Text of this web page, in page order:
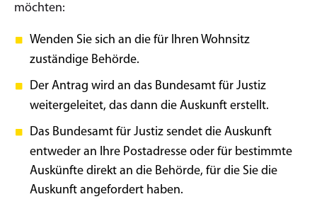
möchten:
Wenden Sie sich an die für Ihren Wohnsitz
zuständige Behörde.
Der Antrag wird an das Bundesamt für Justiz
weitergeleitet, das dann die Auskunft erstellt.
Das Bundesamt für Justiz sendet die Auskunft
entweder an Ihre Postadresse oder für bestimmte
Auskünfte direkt an die Behörde, für die Sie die
Auskunft angefordert haben.